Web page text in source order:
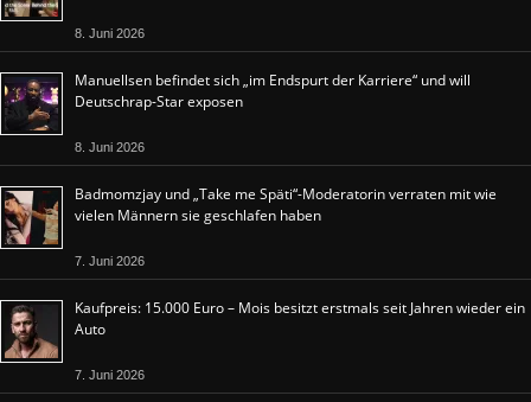
8. Juni 2026
Manuellsen befindet sich „im Endspurt der Karriere“ und will
Deutschrap-Star exposen
8. Juni 2026
Badmomzjay und „Take me Späti“-Moderatorin verraten mit wie
vielen Männern sie geschlafen haben
7. Juni 2026
Kaufpreis: 15.000 Euro – Mois besitzt erstmals seit Jahren wieder ein
Auto
7. Juni 2026